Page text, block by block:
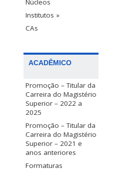
Núcleos
Institutos »
CAs
ACADÊMICO
Promoção – Titular da
Carreira do Magistério
Superior – 2022 a
2025
Promoção – Titular da
Carreira do Magistério
Superior – 2021 e
anos anteriores
Formaturas